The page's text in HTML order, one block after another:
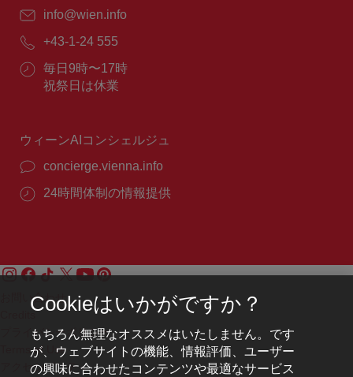
E
ー
ル：
info@wien.info
電
番
号：
+43-1-24 555
営
業
毎日9時〜17時
祝祭日は休業
ウィーンAIコンシェルジュ
concierge.vienna.info
24時間体制の情報提供
お問い合わせ
Credits
プライバシーポリシー
Terms of Use
アクセシビリティ
Cookieはいかがですか？
もちろん無理なオススメはいたしません。です
が、ウェブサイトの機能、情報評価、ユーザー
の興味に合わせたコンテンツや最適なサービス